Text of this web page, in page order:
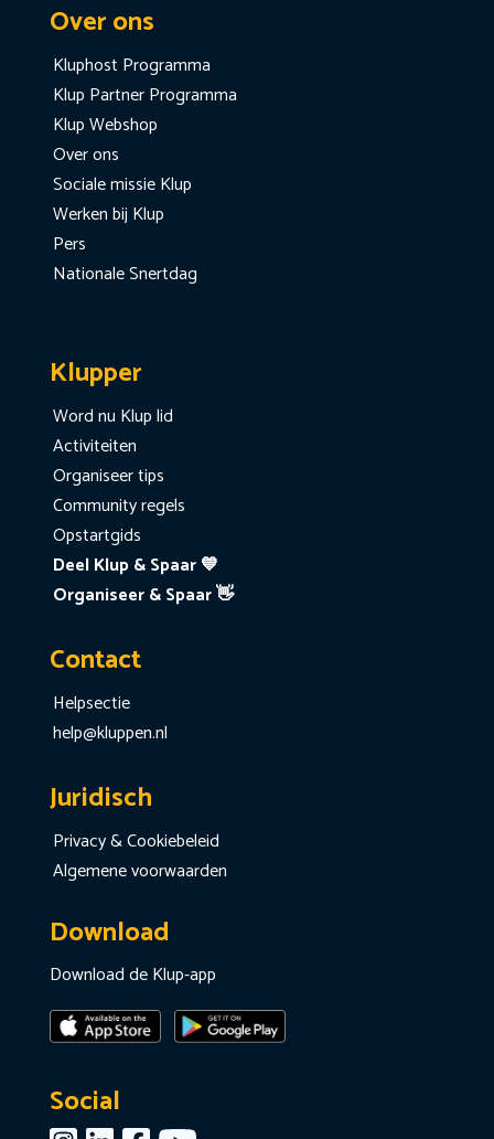
Over ons
Kluphost Programma
Klup Partner Programma
Klup Webshop
Over ons
Sociale missie Klup
Werken bij Klup
Pers
Nationale Snertdag
Klupper
Word nu Klup lid
Activiteiten
Organiseer tips
Community regels
Opstartgids
Deel Klup & Spaar 💙
Organiseer & Spaar 👋
Contact
Helpsectie
help@kluppen.nl
Juridisch
Privacy & Cookiebeleid
Algemene voorwaarden
Download
Download de Klup-app
Social